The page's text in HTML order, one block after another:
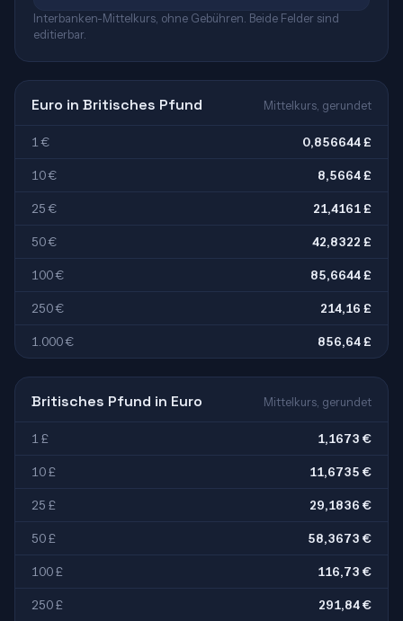
Interbanken-Mittelkurs, ohne Gebühren. Beide Felder sind
editierbar.
Euro in Britisches Pfund Mittelkurs, gerundet
1 € 0,856644 £
10 € 8,5664 £
25 € 21,4161 £
50 € 42,8322 £
100 € 85,6644 £
250 € 214,16 £
1.000 € 856,64 £
Britisches Pfund in Euro Mittelkurs, gerundet
1 £ 1,1673 €
10 £ 11,6735 €
25 £ 29,1836 €
50 £ 58,3673 €
100 £ 116,73 €
250 £ 291,84 €